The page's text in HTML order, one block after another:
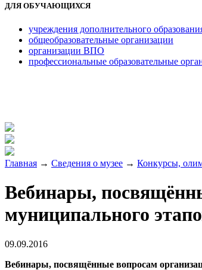
ДЛЯ ОБУЧАЮЩИХСЯ
учреждения дополнительного
общеобразовательные организации
организации ВПО
профессиональные образовательные
Главная → Сведения о музее → Конкурсы,
Вебинары,
муниципального
09.09.2016
Вебинары, посвящённые вопросам